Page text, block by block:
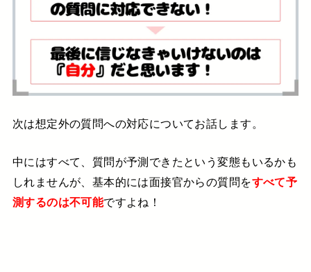
次は想定外の質問への対応についてお話します。
中にはすべて、質問が予測できたという変態もいるかも
しれませんが、基本的には面接官からの質問をすべて予
測するのは不可能ですよね！